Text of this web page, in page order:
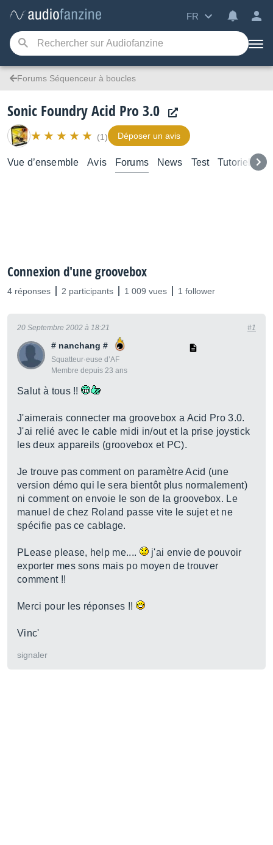
FR
Forums Séquenceur à boucles
Sonic Foundry Acid Pro 3.0
(1) Déposer un avis
Vue d’ensemble Avis Forums News Test Tutoriels
Connexion d'une groovebox
4 réponses 2 participants 1 009 vues 1 follower
# nanchang #
Squatteur·euse d’AF
Membre depuis 23 ans
20 Septembre 2002 à 18:21 #1
Salut à tous !!
J'aimerais connecter ma groovebox a Acid Pro 3.0.
J'ai relié avec le cable midi in/out et la prise joystick
les deux appareils (groovebox et PC).
Je trouve pas comment on paramètre Acid (une
version démo qui le sera bientôt plus normalement)
ni comment on envoie le son de la groovebox. Le
manuel de chez Roland passe vite le sujet et ne
spécifie pas ce cablage.
PLease please, help me....
j'ai envie de pouvoir
exporter mes sons mais po moyen de trouver
comment !!
Merci pour les réponses !!
Vinc'
signaler